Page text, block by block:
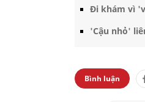
Đi khám vì
'Cậu nhỏ'
Bình luận